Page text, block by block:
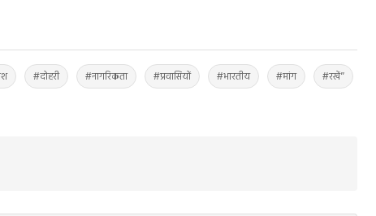
#दोहरी #नागरिकता #प्रवासियों #भारतीय #मांग #रखें”